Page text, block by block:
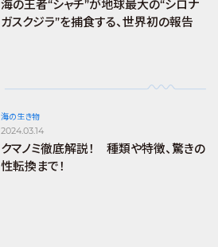
海の王者“シャチ”が地球最大の“シロナ
ガスクジラ”を捕食する、世界初の報告
海の生き物
2024.03.14
クマノミ徹底解説！ 種類や特徴、驚きの
性転換まで！